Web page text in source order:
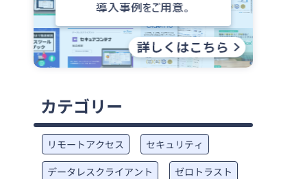
カテゴリー
リモートアクセス
セキュリティ
データレスクライアント
ゼロトラスト